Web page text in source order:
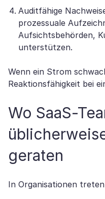
Auditfähige
prozessuale
Aufsichtsbehörden,
unterstützen.
Wenn ein Strom
Reaktionsfähigkeit bei
Wo SaaS-
geraten
In Organisationen